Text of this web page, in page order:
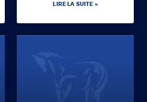
LIRE LA SUITE »